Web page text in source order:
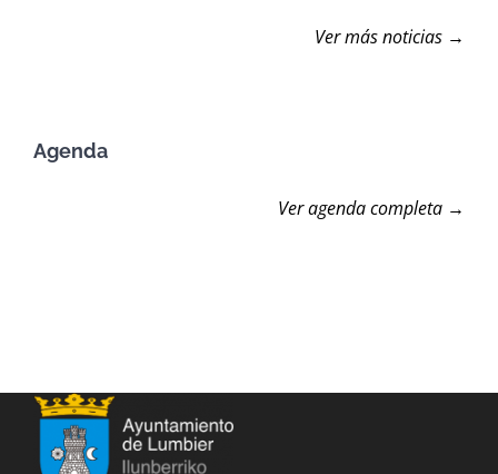
Ver más noticias →
Agenda
Ver agenda completa →